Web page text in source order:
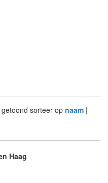
sorteer op naam |
Haag